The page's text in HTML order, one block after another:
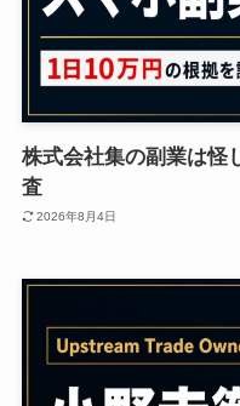
株式会社集の副業は怪
査
2026年8月4日